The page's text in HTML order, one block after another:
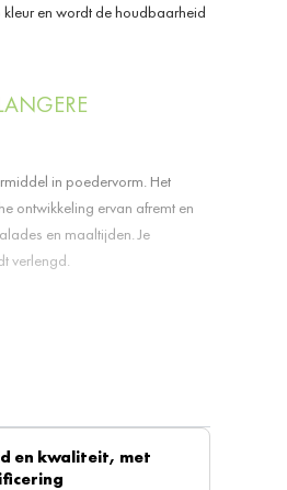
en wordt de houdbaarheid
in poedervorm. Het
ontwikkeling ervan afremt en
en maaltijden. Je
verlengd.
Je gebruikt slechts twee
in verschillende
2 of 7 kilo kopen. Handig
met vershoudpoeder werken.
en kwaliteit, met